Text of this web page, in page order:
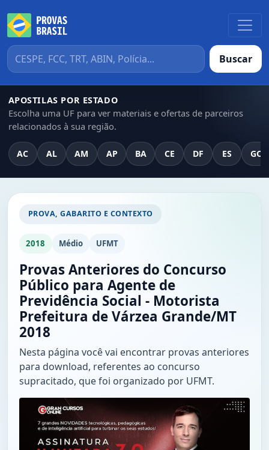
Buscar
APOSTILAS POR ESTADO
Escolha uma UF para ver materiais e ofertas de parceiros
relacionados à sua região.
AC AL AM AP BA CE DF ES GO
PROVA, GABARITO E CONTEXTO
2018 Médio UFMT
Provas Anteriores do Concurso
Público para Agente de
Previdência Social - Motorista
Prefeitura de Várzea Grande/MT
2018
Nesta página você vai encontrar provas anteriores
para download, referentes ao concurso
supracitado, que foi organizado por UFMT.